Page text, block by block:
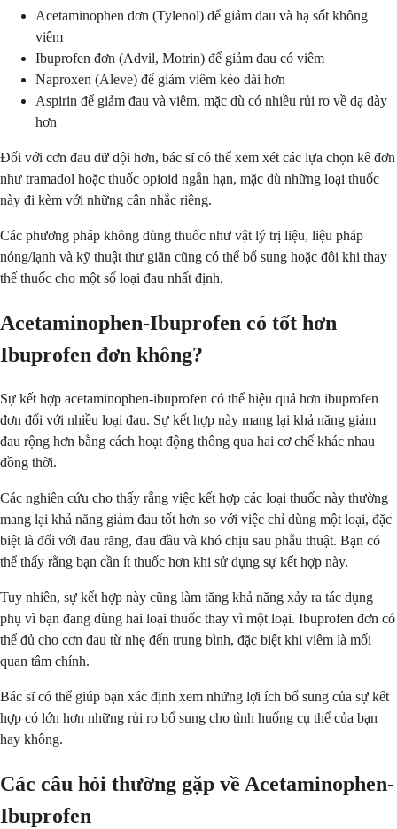
Acetaminophen đơn (Tylenol) để giảm đau và hạ sốt không
viêm
Ibuprofen đơn (Advil, Motrin) để giảm đau có viêm
Naproxen (Aleve) để giảm viêm kéo dài hơn
Aspirin để giảm đau và viêm, mặc dù có nhiều rủi ro về dạ dày
hơn
Đối với cơn đau dữ dội hơn, bác sĩ có thể xem xét các lựa chọn kê đơn
như tramadol hoặc thuốc opioid ngắn hạn, mặc dù những loại thuốc
này đi kèm với những cân nhắc riêng.
Các phương pháp không dùng thuốc như vật lý trị liệu, liệu pháp
nóng/lạnh và kỹ thuật thư giãn cũng có thể bổ sung hoặc đôi khi thay
thế thuốc cho một số loại đau nhất định.
Acetaminophen-Ibuprofen có tốt hơn
Ibuprofen đơn không?
Sự kết hợp acetaminophen-ibuprofen có thể hiệu quả hơn ibuprofen
đơn đối với nhiều loại đau. Sự kết hợp này mang lại khả năng giảm
đau rộng hơn bằng cách hoạt động thông qua hai cơ chế khác nhau
đồng thời.
Các nghiên cứu cho thấy rằng việc kết hợp các loại thuốc này thường
mang lại khả năng giảm đau tốt hơn so với việc chỉ dùng một loại, đặc
biệt là đối với đau răng, đau đầu và khó chịu sau phẫu thuật. Bạn có
thể thấy rằng bạn cần ít thuốc hơn khi sử dụng sự kết hợp này.
Tuy nhiên, sự kết hợp này cũng làm tăng khả năng xảy ra tác dụng
phụ vì bạn đang dùng hai loại thuốc thay vì một loại. Ibuprofen đơn có
thể đủ cho cơn đau từ nhẹ đến trung bình, đặc biệt khi viêm là mối
quan tâm chính.
Bác sĩ có thể giúp bạn xác định xem những lợi ích bổ sung của sự kết
hợp có lớn hơn những rủi ro bổ sung cho tình huống cụ thể của bạn
hay không.
Các câu hỏi thường gặp về Acetaminophen-
Ibuprofen